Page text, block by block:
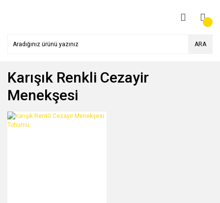
ARA
Karışık Renkli Cezayir
Menekşesi